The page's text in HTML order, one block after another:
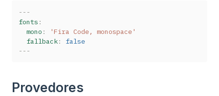
---
fonts :
mono :
'Fira Code, monospace'
fallback:
false
---
Provedores